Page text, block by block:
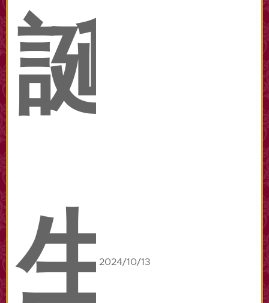
誕
生2024/10/13